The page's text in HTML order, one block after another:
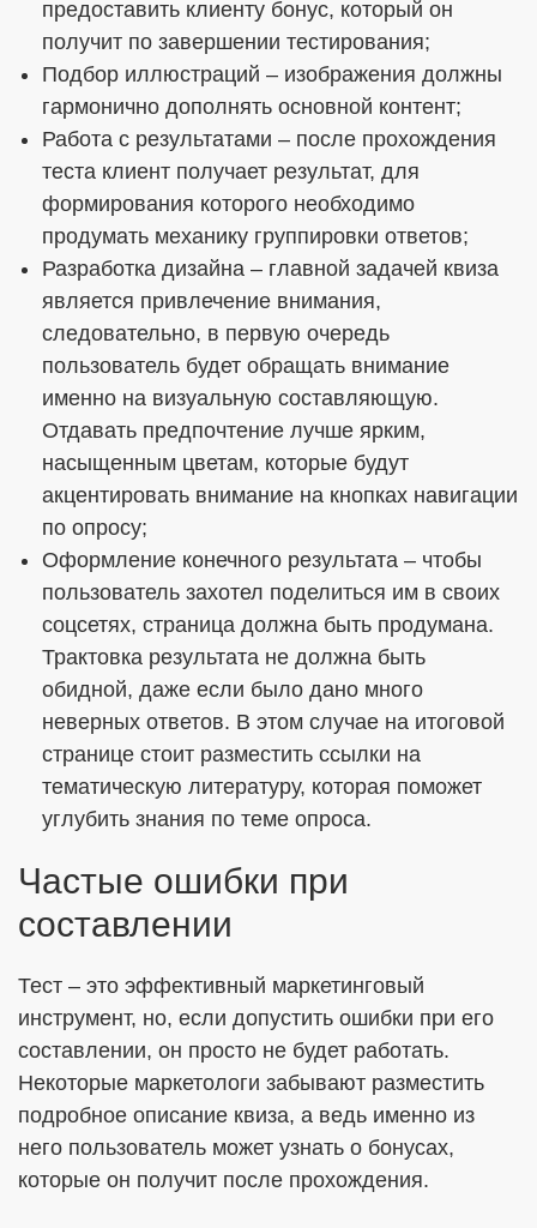
предоставить клиенту бонус, который он
получит по завершении тестирования;
Подбор иллюстраций – изображения должны
гармонично дополнять основной контент;
Работа с результатами – после прохождения
теста клиент получает результат, для
формирования которого необходимо
продумать механику группировки ответов;
Разработка дизайна – главной задачей квиза
является привлечение внимания,
следовательно, в первую очередь
пользователь будет обращать внимание
именно на визуальную составляющую.
Отдавать предпочтение лучше ярким,
насыщенным цветам, которые будут
акцентировать внимание на кнопках навигации
по опросу;
Оформление конечного результата – чтобы
пользователь захотел поделиться им в своих
соцсетях, страница должна быть продумана.
Трактовка результата не должна быть
обидной, даже если было дано много
неверных ответов. В этом случае на итоговой
странице стоит разместить ссылки на
тематическую литературу, которая поможет
углубить знания по теме опроса.
Частые ошибки при
составлении
Тест – это эффективный маркетинговый
инструмент, но, если допустить ошибки при его
составлении, он просто не будет работать.
Некоторые маркетологи забывают разместить
подробное описание квиза, а ведь именно из
него пользователь может узнать о бонусах,
которые он получит после прохождения.